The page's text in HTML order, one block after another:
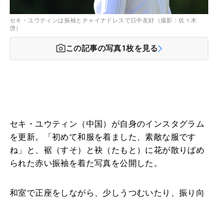
セキ・ユウティンは振袖とチャイナドレスで日中友好（撮影：佐々木
啓）
この記事の写真1枚を見る
セキ・ユウティン（中国）が自身のインスタグラム
を更新。「初めて和服を着ました、素敵な服です
ね」と、裾（すそ）と袂（たもと）に花が散りばめ
られた赤い振袖を着た写真を公開した。
和室で正座をしながら、少しうつむいたり、振り向